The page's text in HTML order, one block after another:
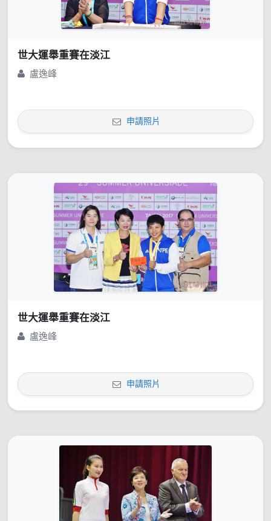
世大運舉重賽在淡江
盧逸峰
申請照片
世大運舉重賽在淡江
盧逸峰
申請照片